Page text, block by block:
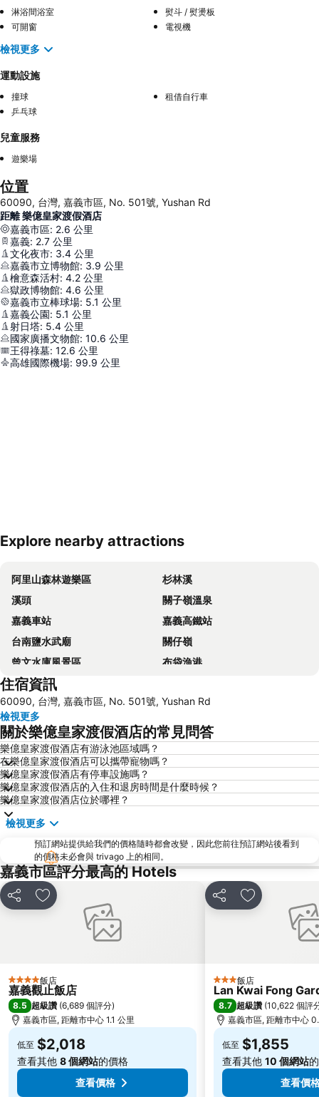
淋浴間浴室
熨斗 / 熨燙板
可開窗
電視機
檢視更多
運動設施
撞球
租借自行車
乒乓球
兒童服務
遊樂場
位置
60090, 台灣, 嘉義市區, No. 501號, Yushan Rd
距離 樂億皇家渡假酒店
嘉義市區: 2.6 公里
嘉義: 2.7 公里
文化夜市: 3.4 公里
嘉義市立博物館: 3.9 公里
檜意森活村: 4.2 公里
獄政博物館: 4.6 公里
嘉義市立棒球場: 5.1 公里
嘉義公園: 5.1 公里
射日塔: 5.4 公里
國家廣播文物館: 10.6 公里
王得祿墓: 12.6 公里
高雄國際機場: 99.9 公里
展開地圖
Explore nearby attractions
阿里山森林遊樂區
杉林溪
溪頭
關子嶺溫泉
嘉義車站
嘉義高鐵站
台南鹽水武廟
關仔嶺
曾文水庫風景區
布袋漁港
走馬瀨農場
東石漁港
梅嶺風景區
國立台灣歷史博物館
七股鹽山
住宿資訊
60090, 台灣, 嘉義市區, No. 501號, Yushan Rd
檢視更多
關於樂億皇家渡假酒店的常見問答
樂億皇家渡假酒店有游泳池區域嗎？
在樂億皇家渡假酒店可以攜帶寵物嗎？
樂億皇家渡假酒店有停車設施嗎？
樂億皇家渡假酒店的入住和退房時間是什麼時候？
樂億皇家渡假酒店位於哪裡？
檢視更多
預訂網站提供給我們的價格隨時都會改變，因此您前往預訂網站後看到
的價格未必會與 trivago 上的相同。
嘉義市區評分最高的 Hotels
分享 加入我的最愛
4 星級 飯店
嘉義觀止飯店
8.5 超級讚 (6,689 個評分)
嘉義市區, 距離市中心 1.1 公里
低至 $2,018
查看其他 8 個網站的價格
查看價格
分享 加入我的最愛
3 星級飯店
Lan Kwai Fong
8.7 超級讚 (10,622 個評
嘉義市區, 距離市中心
低至 $1,855
查看其他 10 個網站
查看價